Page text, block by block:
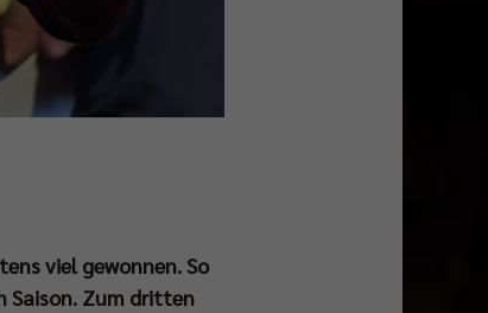
viel gewonnen. So
Saison. Zum dritten